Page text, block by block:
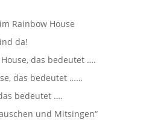
Rainbow House
da!
das bedeutet ….
das bedeutet ……
bedeutet ….
und Mitsingen“